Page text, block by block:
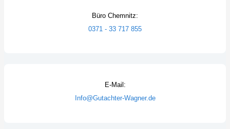
Büro Chemnitz:
0371 - 33 717 855
E-Mail:
Info@Gutachter-Wagner.de